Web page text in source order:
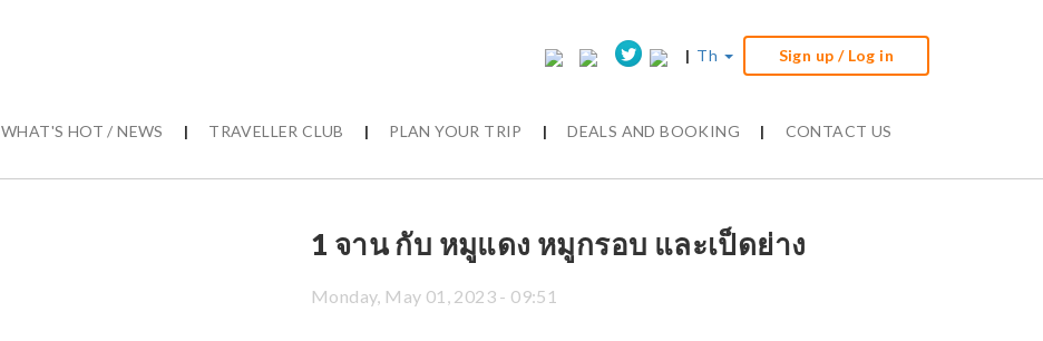
| Th Sign up / Log in
WHAT'S HOT / NEWS | TRAVELLER CLUB | PLAN YOUR TRIP | DEALS AND BOOKING | CONTACT US
1 จาน กับ หมูแดง หมูกรอบ และเป็ดย่าง
Monday, May 01, 2023 - 09:51